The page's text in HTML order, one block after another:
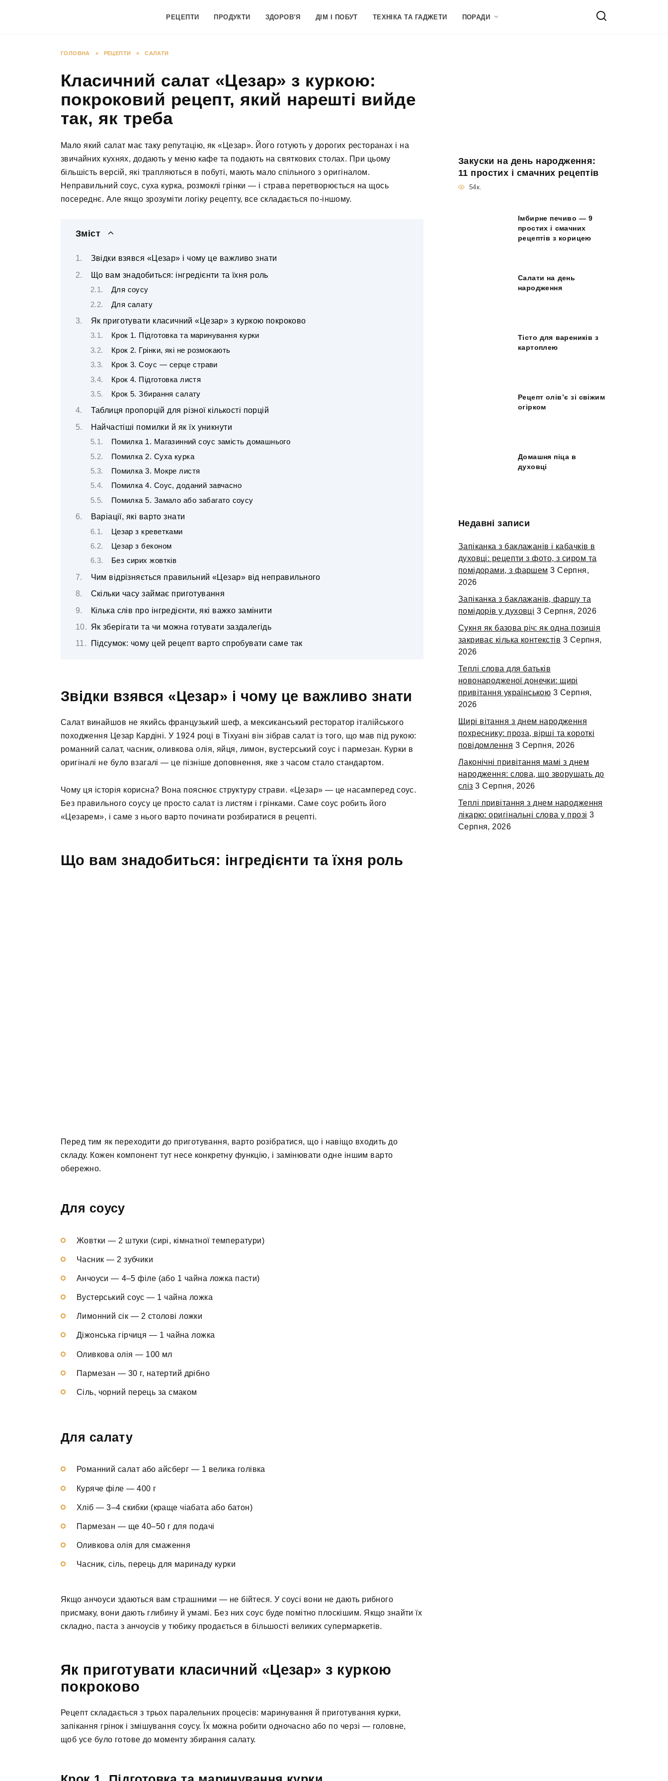
РЕЦЕПТИ ПРОДУКТИ ЗДОРОВ’Я ДІМ І ПОБУТ ТЕХНІКА ТА ГАДЖЕТИ ПОРАДИ
ГОЛОВНА » РЕЦЕПТИ » САЛАТИ
Класичний салат «Цезар» з куркою:
покроковий рецепт, який нарешті вийде
так, як треба
Мало який салат має таку репутацію, як «Цезар». Його готують у дорогих ресторанах і на
звичайних кухнях, додають у меню кафе та подають на святкових столах. При цьому
більшість версій, які трапляються в побуті, мають мало спільного з оригіналом.
Неправильний соус, суха курка, розмоклі грінки — і страва перетворюється на щось
посереднє. Але якщо зрозуміти логіку рецепту, все складається по-іншому.
Зміст
Звідки взявся «Цезар» і чому це важливо знати
Що вам знадобиться: інгредієнти та їхня роль
Для соусу
Для салату
Як приготувати класичний «Цезар» з куркою покроково
Крок 1. Підготовка та маринування курки
Крок 2. Грінки, які не розмокають
Крок 3. Соус — серце страви
Крок 4. Підготовка листя
Крок 5. Збирання салату
Таблиця пропорцій для різної кількості порцій
Найчастіші помилки й як їх уникнути
Помилка 1. Магазинний соус замість домашнього
Помилка 2. Суха курка
Помилка 3. Мокре листя
Помилка 4. Соус, доданий завчасно
Помилка 5. Замало або забагато соусу
Варіації, які варто знати
Цезар з креветками
Цезар з беконом
Без сирих жовтків
Чим відрізняється правильний «Цезар» від неправильного
Скільки часу займає приготування
Кілька слів про інгредієнти, які важко замінити
Як зберігати та чи можна готувати заздалегідь
Підсумок: чому цей рецепт варто спробувати саме так
Звідки взявся «Цезар» і чому це важливо знати
Салат винайшов не якийсь французький шеф, а мексиканський ресторатор італійського
походження Цезар Кардіні. У 1924 році в Тіхуані він зібрав салат із того, що мав під рукою:
романний салат, часник, оливкова олія, яйця, лимон, вустерський соус і пармезан. Курки в
оригіналі не було взагалі — це пізніше доповнення, яке з часом стало стандартом.
Чому ця історія корисна? Вона пояснює структуру страви. «Цезар» — це насамперед соус.
Без правильного соусу це просто салат із листям і грінками. Саме соус робить його
«Цезарем», і саме з нього варто починати розбиратися в рецепті.
Що вам знадобиться: інгредієнти та їхня роль
Перед тим як переходити до приготування, варто розібратися, що і навіщо входить до
складу. Кожен компонент тут несе конкретну функцію, і замінювати одне іншим варто
обережно.
Для соусу
Жовтки — 2 штуки (сирі, кімнатної температури)
Часник — 2 зубчики
Анчоуси — 4–5 філе (або 1 чайна ложка пасти)
Вустерський соус — 1 чайна ложка
Лимонний сік — 2 столові ложки
Діжонська гірчиця — 1 чайна ложка
Оливкова олія — 100 мл
Пармезан — 30 г, натертий дрібно
Сіль, чорний перець за смаком
Для салату
Романний салат або айсберг — 1 велика голівка
Куряче філе — 400 г
Хліб — 3–4 скибки (краще чіабата або батон)
Пармезан — ще 40–50 г для подачі
Оливкова олія для смаження
Часник, сіль, перець для маринаду курки
Якщо анчоуси здаються вам страшними — не бійтеся. У соусі вони не дають рибного
присмаку, вони дають глибину й умамі. Без них соус буде помітно плоскішим. Якщо знайти їх
складно, паста з анчоусів у тюбику продається в більшості великих супермаркетів.
Як приготувати класичний «Цезар» з куркою
покроково
Рецепт складається з трьох паралельних процесів: маринування й приготування курки,
запікання грінок і змішування соусу. Їх можна робити одночасно або по черзі — головне,
щоб усе було готове до моменту збирання салату.
Закуски на день народження:
11 простих і смачних рецептів
54к.
Імбирне печиво — 9
простих і смачних
рецептів з корицею
Салати на день
народження
Тісто для вареників з
картоплею
Рецепт олів’є зі свіжим
огірком
Домашня піца в
духовці
Недавні записи
Запіканка з баклажанів і кабачків в
духовці: рецепти з фото, з сиром та
помідорами, з фаршем 3 Серпня,
2026
Запіканка з баклажанів, фаршу та
помідорів у духовці 3 Серпня, 2026
Сукня як базова річ: як одна позиція
закриває кілька контекстів 3 Серпня,
2026
Теплі слова для батьків
новонародженої донечки: щирі
привітання українською 3 Серпня,
2026
Щирі вітання з днем народження
похреснику: проза, вірші та короткі
повідомлення 3 Серпня, 2026
Лаконічні привітання мамі з днем
народження: слова, що зворушать до
сліз 3 Серпня, 2026
Теплі привітання з днем народження
лікарю: оригінальні слова у прозі 3
Серпня, 2026